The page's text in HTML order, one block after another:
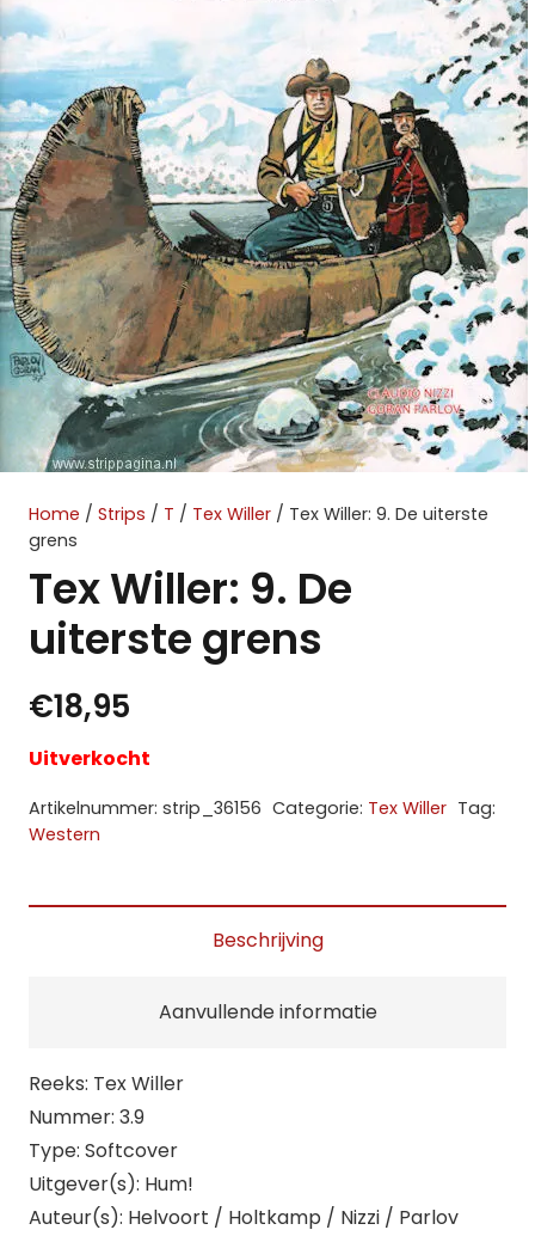
Home / Strips / T / Tex Willer / Tex Willer: 9. De uiterste
grens
Tex Willer: 9. De
uiterste grens
€18,95
Uitverkocht
Artikelnummer: strip_36156 Categorie: Tex Willer Tag:
Western
Beschrijving
Aanvullende informatie
Reeks: Tex Willer
Nummer: 3.9
Type: Softcover
Uitgever(s): Hum!
Auteur(s): Helvoort / Holtkamp / Nizzi / Parlov